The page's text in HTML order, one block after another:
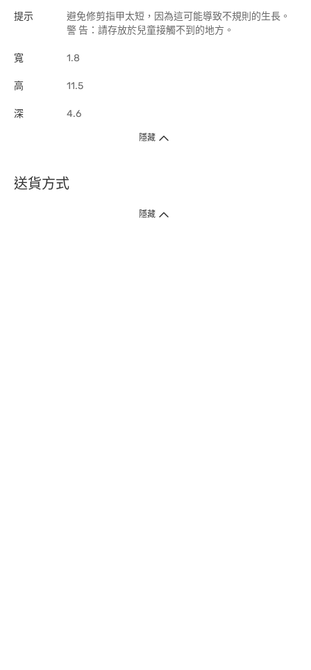
提示
避免修剪指甲太短，因為這可能導致不規則的生長。
警 告：請存放於兒童接觸不到的地方。
寬 1.8
高 11.5
深 4.6
隱藏
送貨方式
1. 送貨到府（受衛生署條例規管產品除外 ）
隱藏